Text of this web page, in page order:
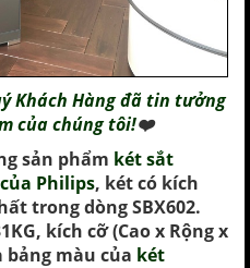
Khách Hàng đã tin tưởng
của chúng tôi!❤️
sản phẩm két sắt
Philips, két có kích
trong dòng SBX602.
, kích cỡ (Cao x Rộng x
bảng màu của két